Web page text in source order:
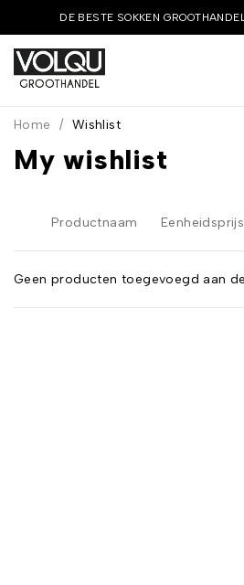
DE BESTE SOKKEN
Home / Wishlist
My wishlist
Productnaam Eenheidsprijs
Geen producten toegevoegd aan